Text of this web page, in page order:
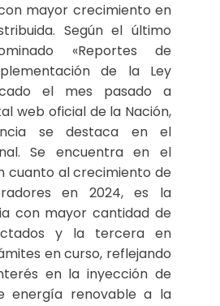
mayor crecimiento en
Según el último
«Reportes de
de la Ley
el mes pasado a
web oficial de la Nación,
se destaca en el
Se encuentra en el
cuanto al crecimiento de
en 2024, es la
con mayor cantidad de
y la tercera en
en curso, reflejando
en la inyección de
energía renovable a la